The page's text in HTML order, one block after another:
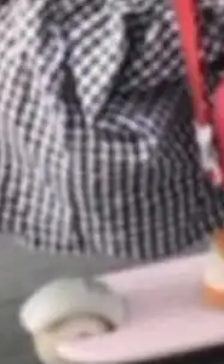
“一体
使用体
的支持
品和服
托管
到交付
个，或
代码都
务器
。 一行
是改 po
<depe
B
包括：
in htt
p
置设备
端
能体
模
solon
w
web
修复 s
的问题
。输
输出从
20%。